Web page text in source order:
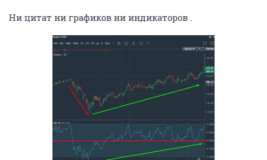
Ни цитат ни графиков ни индикаторов .